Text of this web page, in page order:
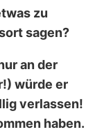
zu
sagen?
an der
würde er
verlassen!
haben.